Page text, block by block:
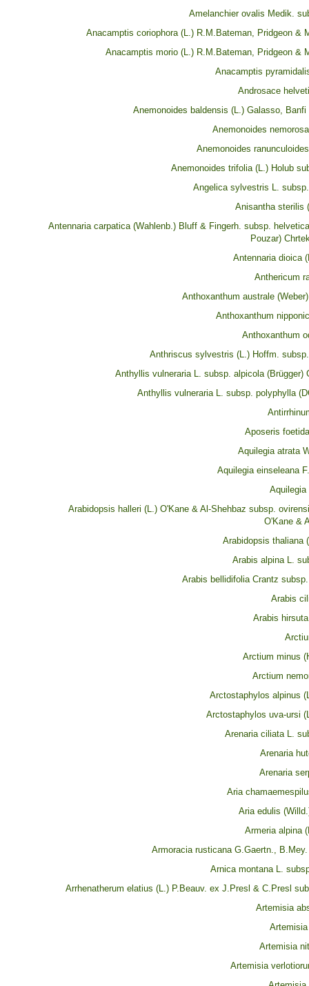
Amelanchier ovalis Medik.
Anacamptis coriophora (L.) R.M.Bateman, Pridgeon &
Anacamptis morio (L.) R.M.Bateman, Pridgeon &
Anacamptis
Androsace
Anemonoides baldensis (L.) Galasso, Banfi
Anemonoides
Anemonoides
Anemonoides trifolia (L.) Holub
Angelica sylvestris L.
Anisantha sterilis
Antennaria carpatica (Wahlenb.) Bluff & Fingerh. subsp.
Pouzar)
Antennaria dioica
Anthericum
Anthoxanthum australe
Anthoxanthum
Anthoxanthum
Anthriscus sylvestris (L.) Hoffm.
Anthyllis vulneraria L. subsp. alpicola (Brügger)
Anthyllis vulneraria L. subsp. polyphylla
Aposeris
Aquilegia atrata
Aquilegia einseleana
Arabidopsis halleri (L.) O'Kane & Al-Shehbaz subsp.
O'Kane &
Arabidopsis thaliana
Arabis alpina L.
Arabis bellidifolia Crantz
Arabis
Arabis
Arctium minus
Arctium
Arctostaphylos alpinus
Arctostaphylos uva-ursi
Arenaria ciliata L.
Arenaria
Arenaria
Aria
Aria edulis
Armeria alpina
Armoracia rusticana G.Gaertn.,
Arnica montana L.
Arrhenatherum elatius (L.) P.Beauv. ex J.Presl & C.Presl
Artemisia
Artemisia
Artemisia